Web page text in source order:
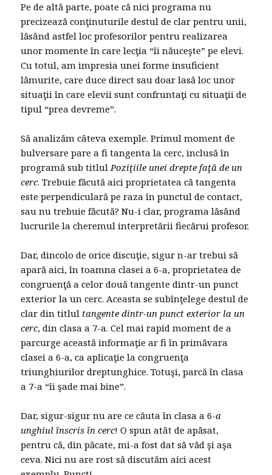
Pe de altă parte, poate că nici programa nu
precizează conţinuturile destul de clar pentru unii,
lăsând astfel loc profesorilor pentru realizarea
unor momente în care lecţia “îi năuceşte” pe elevi.
Cu totul, am impresia unei forme insuficient
lămurite, care duce direct sau doar lasă loc unor
situaţii în care elevii sunt confruntaţi cu situaţii de
tipul “prea devreme”.
Să analizăm câteva exemple. Primul moment de
bulversare pare a fi tangenta la cerc, inclusă în
programă sub titlulPoziţiile unei drepte faţă de un
cerc. Trebuie făcută aici proprietatea că tangenta
este perpendiculară pe raza în punctul de contact,
sau nu trebuie făcută? Nu-i clar, programa lăsând
lucrurile la cheremul interpretării fiecărui profesor.
Dar, dincolo de orice discuţie, sigur n-ar trebui să
apară aici, în toamna clasei a 6-a, proprietatea de
congruenţă a celor două tangente dintr-un punct
exterior la un cerc. Aceasta se subînţelege destul de
clar din titlul tangente dintr-un punct exterior la un
cerc, din clasa a 7-a. Cel mai rapid moment de a
parcurge această informaţie ar fi în primăvara
clasei a 6-a, ca aplicaţie la congruenţa
triunghiurilor dreptunghice. Totuşi, parcă în clasa
a 7-a “îi şade mai bine”.
Dar, sigur-sigur nu are ce căuta în clasa a 6-a
unghiul înscris în cerc! O spun atât de apăsat,
pentru că, din păcate, mi-a fost dat să văd şi aşa
ceva. Nici nu are rost să discutăm aici acest